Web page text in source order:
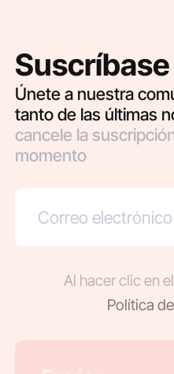
Suscríbase
Únete a nuestra
tanto de las últimas
cancele la
momento
Al hacer clic en
Política